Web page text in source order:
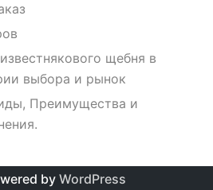
щебня в
выбора и рынок
Преимущества и
by WordPress